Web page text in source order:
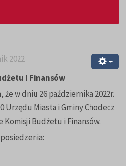
2022
i Finansów
w dniu 26 października 2022r.
Urzędu Miasta i Gminy Chodecz
Komisji Budżetu i Finansów.